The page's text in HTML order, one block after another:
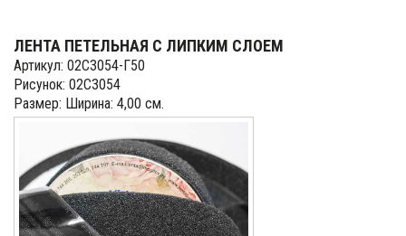
ЛЕНТА ПЕТЕЛЬНАЯ С ЛИПКИМ СЛОЕМ
Артикул: 02С3054-Г50
Рисунок: 02С3054
Размер: Ширина: 4,00 см.